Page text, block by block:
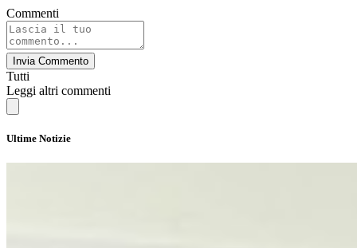
Commenti
Invia Commento
Tutti
Leggi altri commenti
Ultime Notizie